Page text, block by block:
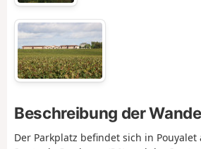
Beschreibung der
Der Parkplatz befindet sich in Pouyalet